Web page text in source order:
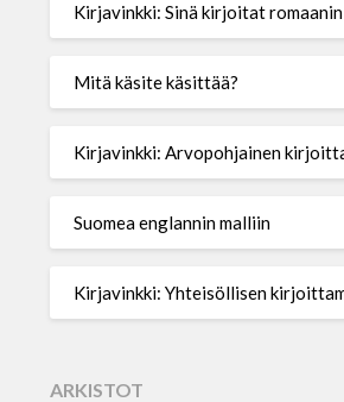
Kirjavinkki: Sinä kirjoitat romaanin
Mitä käsite käsittää?
Kirjavinkki: Arvopohjainen
Suomea englannin malliin
Kirjavinkki: Yhteisöllisen
ARKISTOT